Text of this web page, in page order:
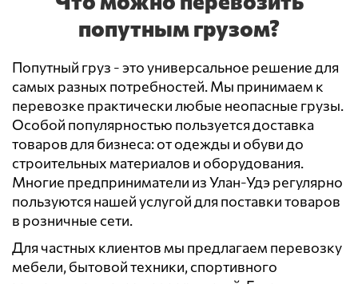
попутным грузом?
Попутный груз - это универсальное решение для
самых разных потребностей. Мы принимаем к
перевозке практически любые неопасные грузы.
Особой популярностью пользуется доставка
товаров для бизнеса: от одежды и обуви до
строительных материалов и оборудования.
Многие предприниматели из Улан-Удэ регулярно
пользуются нашей услугой для поставки товаров
в розничные сети.
Для частных клиентов мы предлагаем перевозку
мебели, бытовой техники, спортивного